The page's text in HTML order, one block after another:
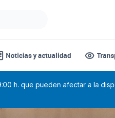
Noticias y actualidad
h. que pueden afectar a la